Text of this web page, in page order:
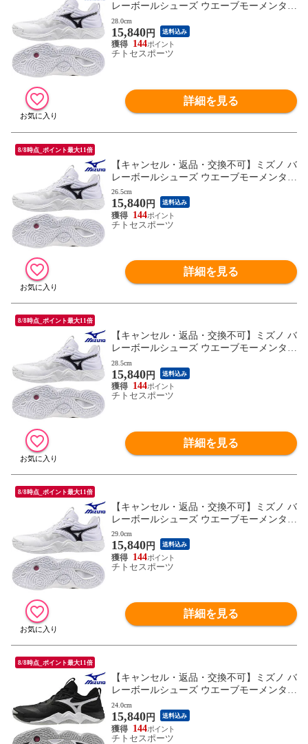
レーボールシューズ ウエーブモーメンタム
ELITE V1GA251251 ユニセックス 2025AW
RFCL
28.0cm
15,840円 送料込み
144
チトセスポーツ
詳細を見る
8/8時点_ポイント最大11倍
【キャンセル・返品・交換不可】ミズノ バ
レーボールシューズ ウエーブモーメンタム
ELITE V1GA251251 ユニセックス 2025AW
RFCL
26.5cm
15,840円 送料込み
144
チトセスポーツ
詳細を見る
8/8時点_ポイント最大11倍
【キャンセル・返品・交換不可】ミズノ バ
レーボールシューズ ウエーブモーメンタム
ELITE V1GA251251 ユニセックス 2025AW
RFCL
28.5cm
15,840円 送料込み
144
チトセスポーツ
詳細を見る
8/8時点_ポイント最大11倍
【キャンセル・返品・交換不可】ミズノ バ
レーボールシューズ ウエーブモーメンタム
ELITE V1GA251251 ユニセックス 2025AW
RFCL
29.0cm
15,840円 送料込み
144
チトセスポーツ
詳細を見る
8/8時点_ポイント最大11倍
【キャンセル・返品・交換不可】ミズノ バ
レーボールシューズ ウエーブモーメンタム
ELITE V1GA251254 ユニセックス 2025AW
RFCL
24.0cm
15,840円 送料込み
144
チトセスポーツ